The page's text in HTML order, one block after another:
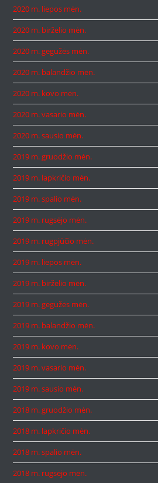
2020 m. liepos mėn.
2020 m. birželio mėn.
2020 m. gegužės mėn.
2020 m. balandžio mėn.
2020 m. kovo mėn.
2020 m. vasario mėn.
2020 m. sausio mėn.
2019 m. gruodžio mėn.
2019 m. lapkričio mėn.
2019 m. spalio mėn.
2019 m. rugsėjo mėn.
2019 m. rugpjūčio mėn.
2019 m. liepos mėn.
2019 m. birželio mėn.
2019 m. gegužės mėn.
2019 m. balandžio mėn.
2019 m. kovo mėn.
2019 m. vasario mėn.
2019 m. sausio mėn.
2018 m. gruodžio mėn.
2018 m. lapkričio mėn.
2018 m. spalio mėn.
2018 m. rugsėjo mėn.